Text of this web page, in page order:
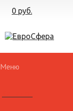
0 руб.
Меню